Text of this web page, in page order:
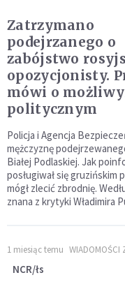
Zatrzymano
podejrzanego o
zabójstwo
opozycjonisty.
mówi o
politycznym
Policja i Agencja
mężczyznę
Białej Podlaskiej. Jak
posługiwał się
mógł zlecić zbrodnię.
znana z krytyki Władimira
1 miesiąc temu WIADOMOŚCI
NCR/łs